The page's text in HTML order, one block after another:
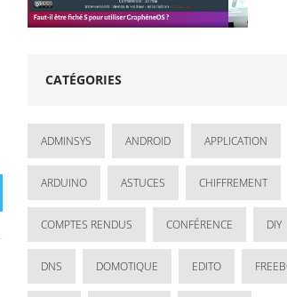
CATÉGORIES
ADMINSYS ANDROID APPLICATION
ARDUINO ASTUCES CHIFFREMENT
COMPTES RENDUS CONFÉRENCE DIY
DNS DOMOTIQUE EDITO